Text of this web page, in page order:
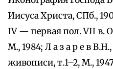
Иисуса Христа, СПб.,
IV — первая пол. VII в.
М., 1984; Л а з а р е в
живописи, т.1–2, М.,